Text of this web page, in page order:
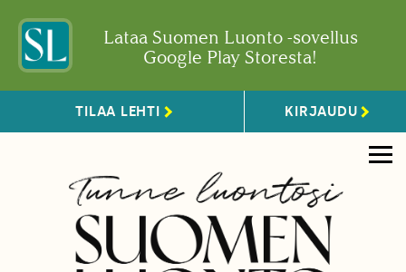
Lataa Suomen Luonto -sovellus
Google Play Storesta!
TILAA LEHTI KIRJAUDU